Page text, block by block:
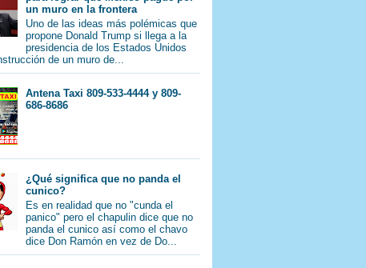
un muro en la frontera
Uno de las ideas más polémicas que
propone Donald Trump si llega a la
presidencia de los Estados Unidos
de un muro de...
Antena Taxi 809-533-4444 y 809-
686-8686
¿Qué significa que no panda el
cunico?
Es en realidad que no "cunda el
panico" pero el chapulin dice que no
panda el cunico así como el chavo
dice Don Ramón en vez de Do...